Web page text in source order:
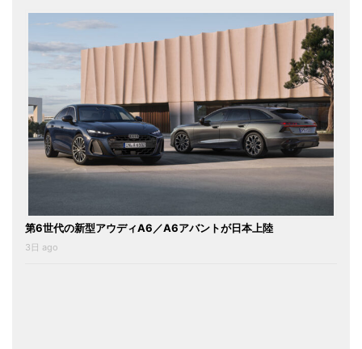
第6世代の新型アウディA6／A6アバントが日本上陸
3日 ago